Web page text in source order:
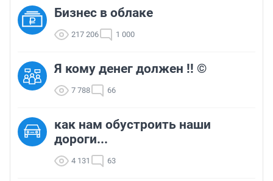
Бизнес в облаке
217 206 1 000
Я кому денег должен !! ©
7 788 66
как нам обустроить наши
дороги...
4 131 63